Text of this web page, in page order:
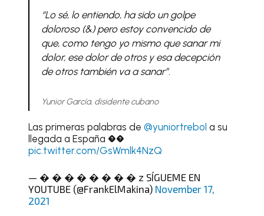
“Lo sé, lo entiendo, ha sido un golpe
doloroso (&) pero estoy convencido de
que, como tengo yo mismo que sanar mi
dolor, ese dolor de otros y esa decepción
de otros también va a sanar”.
Yunior García, disidente cubano
Las primeras palabras de @yuniortrebol a su
llegada a España ��
pic.twitter.com/GsWmlk4NzQ
— � � � � � � � � z SÍGUEME EN
YOUTUBE (@FrankElMakina) November 17,
2021